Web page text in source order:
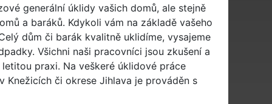
generální úklidy vašich domů, ale stejně
a baráků. Kdykoli vám na základě vašeho
dům či barák kvalitně uklidíme, vysajeme
Všichni naši pracovníci jsou zkušení a
praxi. Na veškeré úklidové práce
či okrese Jihlava je prováděn s